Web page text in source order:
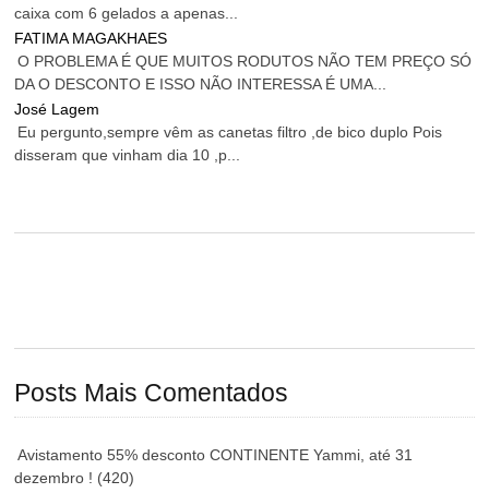
caixa com 6 gelados a apenas...
FATIMA MAGAKHAES
O PROBLEMA É QUE MUITOS RODUTOS NÃO TEM PREÇO SÓ
DA O DESCONTO E ISSO NÃO INTERESSA É UMA...
José Lagem
Eu pergunto,sempre vêm as canetas filtro ,de bico duplo Pois
disseram que vinham dia 10 ,p...
Posts Mais Comentados
Avistamento 55% desconto CONTINENTE Yammi, até 31
dezembro ! (420)